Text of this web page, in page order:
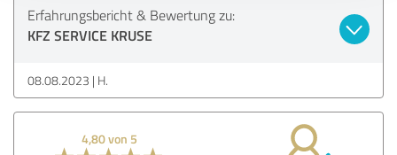
Erfahrungsbericht & Bewertung zu:
KFZ SERVICE KRUSE
08.08.2023 H.
4,80 von 5